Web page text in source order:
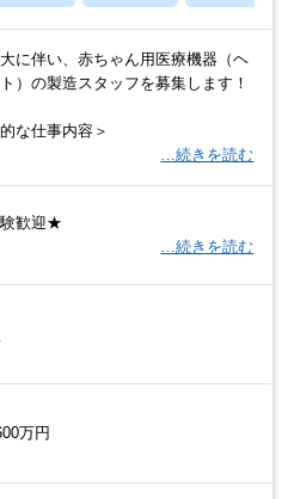
に伴い、赤ちゃん用医療機器（ヘ
）の製造スタッフを募集します！
な仕事内容＞
…続きを読む
歓迎★
…続きを読む
万円